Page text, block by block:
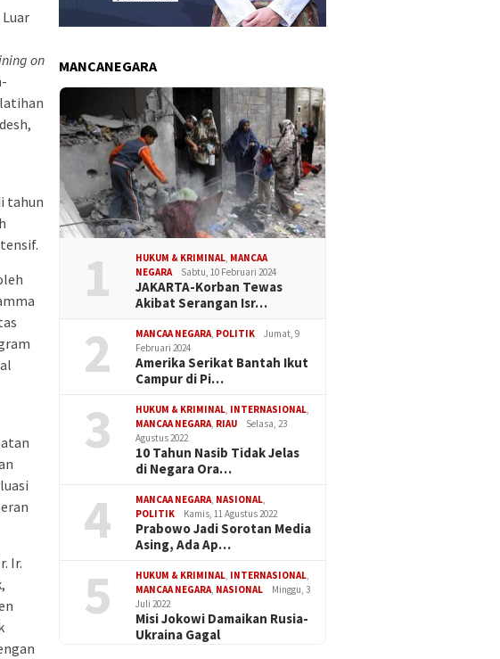
on
tahun
Ir.
MANCANEGARA
1 HUKUM & KRIMINAL, MANCAA
NEGARA
Sabtu, 10 Februari 2024
JAKARTA-Korban Tewas
Akibat Serangan Isr…
2 MANCAA NEGARA, POLITIK
Jumat, 9
Februari 2024
Amerika Serikat Bantah Ikut
Campur di Pi…
3 HUKUM & KRIMINAL, INTERNASIONAL,
MANCAA NEGARA, RIAU
Selasa, 23
Agustus 2022
10 Tahun Nasib Tidak Jelas
di Negara Ora…
4 MANCAA NEGARA, NASIONAL,
POLITIK
Kamis, 11 Agustus 2022
Prabowo Jadi Sorotan Media
Asing, Ada Ap…
5 HUKUM & KRIMINAL, INTERNASIONAL,
MANCAA NEGARA, NASIONAL
Minggu, 3
Juli 2022
Misi Jokowi Damaikan Rusia-
Ukraina Gagal